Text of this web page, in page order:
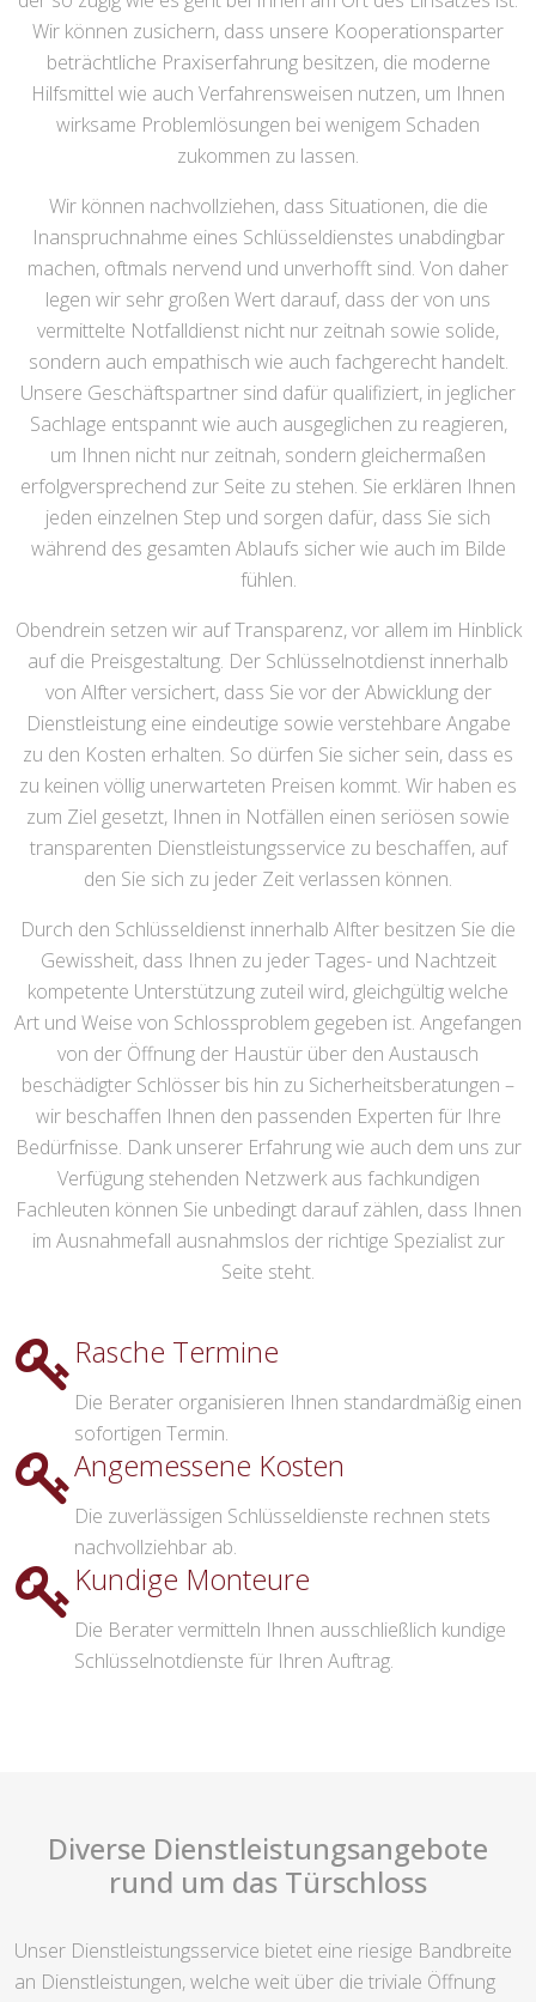
Wir können zusichern, dass unsere Kooperationsparter
beträchtliche Praxiserfahrung besitzen, die moderne
Hilfsmittel wie auch Verfahrensweisen nutzen, um Ihnen
wirksame Problemlösungen bei wenigem Schaden
zukommen zu lassen.
Wir können nachvollziehen, dass Situationen, die die
Inanspruchnahme eines Schlüsseldienstes unabdingbar
machen, oftmals nervend und unverhofft sind. Von daher
legen wir sehr großen Wert darauf, dass der von uns
vermittelte Notfalldienst nicht nur zeitnah sowie solide,
sondern auch empathisch wie auch fachgerecht handelt.
Unsere Geschäftspartner sind dafür qualifiziert, in jeglicher
Sachlage entspannt wie auch ausgeglichen zu reagieren,
um Ihnen nicht nur zeitnah, sondern gleichermaßen
erfolgversprechend zur Seite zu stehen. Sie erklären Ihnen
jeden einzelnen Step und sorgen dafür, dass Sie sich
während des gesamten Ablaufs sicher wie auch im Bilde
fühlen.
Obendrein setzen wir auf Transparenz, vor allem im Hinblick
auf die Preisgestaltung. Der Schlüsselnotdienst innerhalb
von Alfter versichert, dass Sie vor der Abwicklung der
Dienstleistung eine eindeutige sowie verstehbare Angabe
zu den Kosten erhalten. So dürfen Sie sicher sein, dass es
zu keinen völlig unerwarteten Preisen kommt. Wir haben es
zum Ziel gesetzt, Ihnen in Notfällen einen seriösen sowie
transparenten Dienstleistungsservice zu beschaffen, auf
den Sie sich zu jeder Zeit verlassen können.
Durch den Schlüsseldienst innerhalb Alfter besitzen Sie die
Gewissheit, dass Ihnen zu jeder Tages- und Nachtzeit
kompetente Unterstützung zuteil wird, gleichgültig welche
Art und Weise von Schlossproblem gegeben ist. Angefangen
von der Öffnung der Haustür über den Austausch
beschädigter Schlösser bis hin zu Sicherheitsberatungen –
wir beschaffen Ihnen den passenden Experten für Ihre
Bedürfnisse. Dank unserer Erfahrung wie auch dem uns zur
Verfügung stehenden Netzwerk aus fachkundigen
Fachleuten können Sie unbedingt darauf zählen, dass Ihnen
im Ausnahmefall ausnahmslos der richtige Spezialist zur
Seite steht.
Rasche Termine
Die Berater organisieren Ihnen standardmäßig einen
sofortigen Termin.
Angemessene Kosten
Die zuverlässigen Schlüsseldienste rechnen stets
nachvollziehbar ab.
Kundige Monteure
Die Berater vermitteln Ihnen ausschließlich kundige
Schlüsselnotdienste für Ihren Auftrag.
Diverse Dienstleistungsangebote
rund um das Türschloss
Unser Dienstleistungsservice bietet eine riesige Bandbreite
an Dienstleistungen, welche weit über die triviale Öffnung